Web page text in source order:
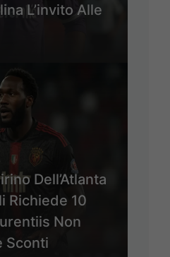
L’invito Alle
Dell’Atlanta
Richiede 10
Non
Sconti